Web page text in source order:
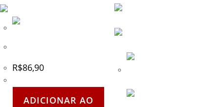
R$86,90
ADICIONAR AO